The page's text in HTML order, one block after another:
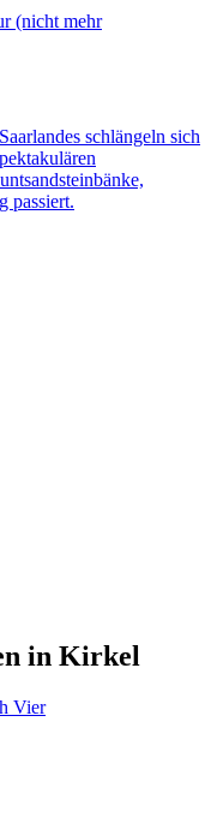
schlängeln sich
passiert.
in Kirkel